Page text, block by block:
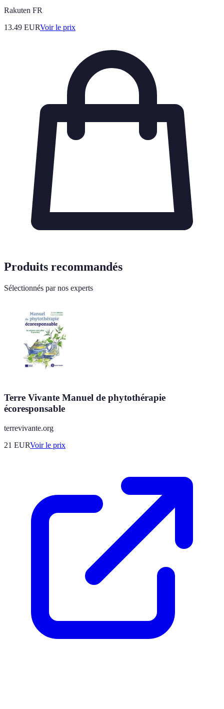
Rakuten FR
13.49 EURVoir le prix
Produits recommandés
Sélectionnés par nos experts
Terre Vivante Manuel de phytothérapie
écoresponsable
terrevivante.org
21 EURVoir le prix